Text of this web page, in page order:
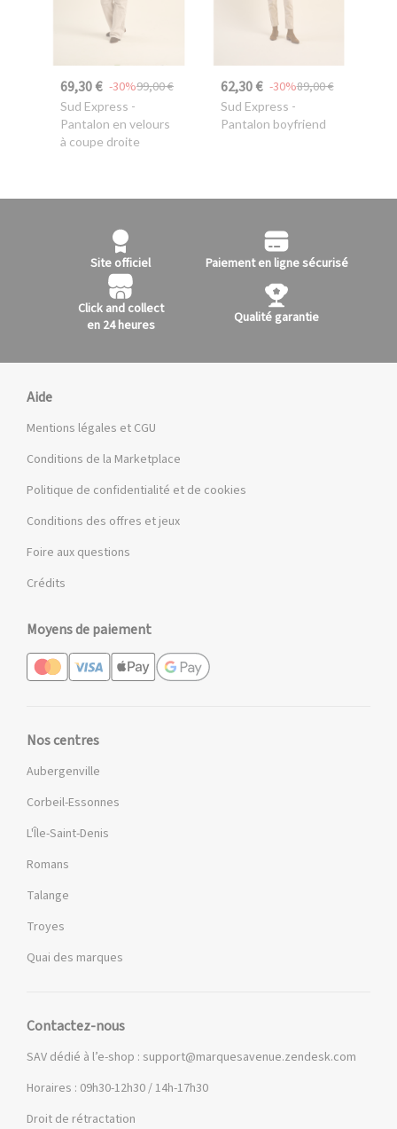
69,30 € 99,00 €
-30%
Sud Express -
Pantalon en velours
à coupe droite
62,30 € 89,00 €
-30%
Sud Express -
Pantalon boyfriend
Site officiel Paiement en ligne sécurisé
Click and collect
en 24 heures
Qualité garantie
Aide
Mentions légales et CGU
Conditions de la Marketplace
Politique de confidentialité et de cookies
Conditions des offres et jeux
Foire aux questions
Crédits
Moyens de paiement
Nos centres
Aubergenville
Corbeil-Essonnes
L'Île-Saint-Denis
Romans
Talange
Troyes
Quai des marques
Contactez-nous
SAV dédié à l’e-shop : support@marquesavenue.zendesk.com
Horaires : 09h30-12h30 / 14h-17h30
Droit de rétractation